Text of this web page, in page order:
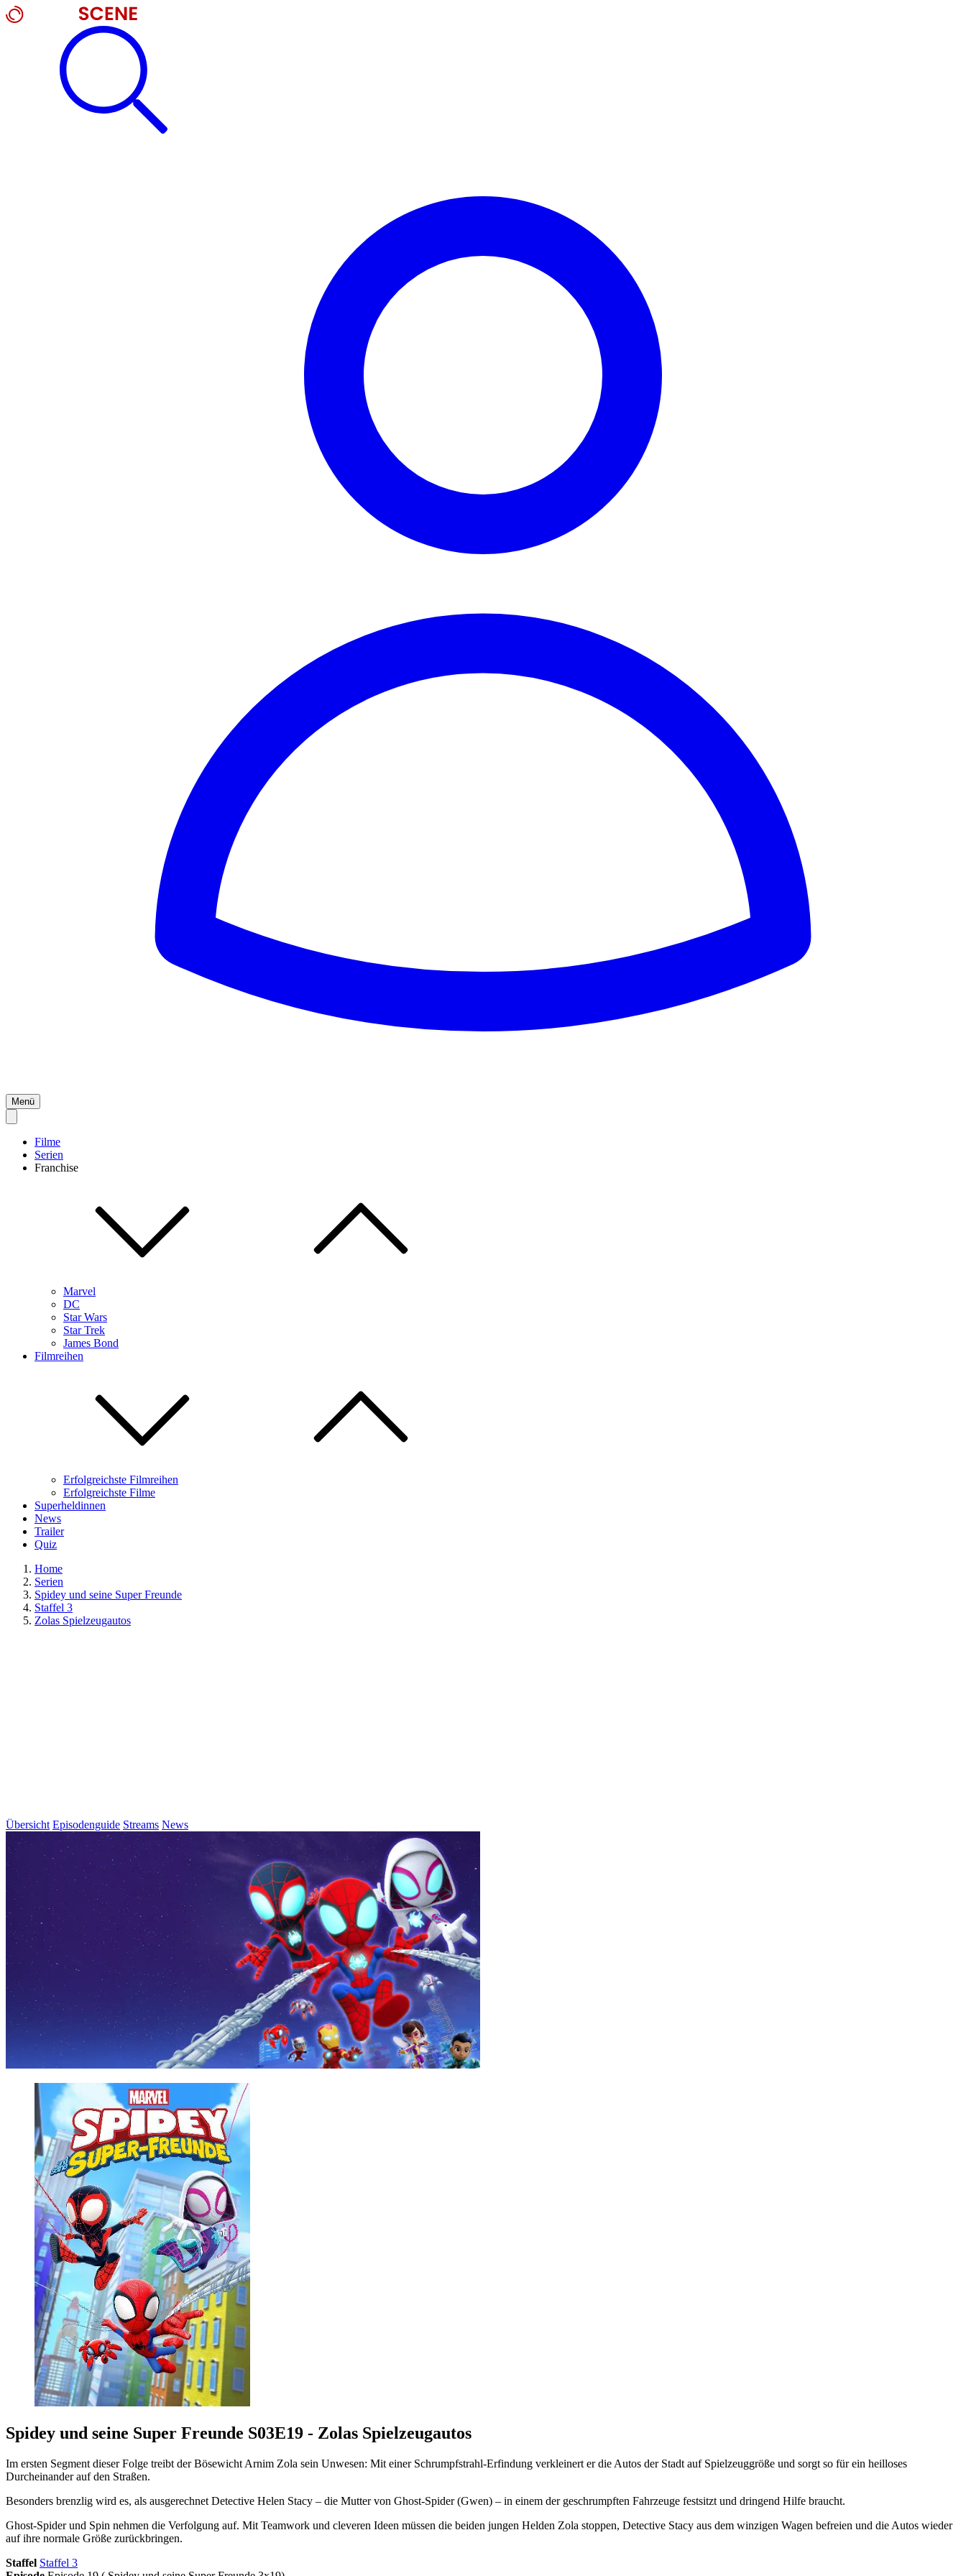
Menü
Filme
Serien
Franchise
Marvel
DC
Star Wars
Star Trek
James Bond
Filmreihen
Erfolgreichste Filmreihen
Erfolgreichste Filme
Superheldinnen
News
Trailer
Quiz
Home
Serien
Spidey und seine Super Freunde
Staffel 3
Zolas Spielzeugautos
Übersicht Episodenguide Streams News
Spidey und seine Super Freunde S03E19 - Zolas Spielzeugautos
Im ersten Segment dieser Folge treibt der Bösewicht Arnim Zola sein Unwesen: Mit einer Schrumpfstrahl-Erfindung verkleinert er die Autos der Stadt auf Spielzeuggröße und sorgt so für ein heilloses
Durcheinander auf den Straßen.
Besonders brenzlig wird es, als ausgerechnet Detective Helen Stacy – die Mutter von Ghost-Spider (Gwen) – in einem der geschrumpften Fahrzeuge festsitzt und dringend Hilfe braucht.
Ghost-Spider und Spin nehmen die Verfolgung auf. Mit Teamwork und cleveren Ideen müssen die beiden jungen Helden Zola stoppen, Detective Stacy aus dem winzigen Wagen befreien und die Autos wieder
auf ihre normale Größe zurückbringen.
Staffel Staffel 3